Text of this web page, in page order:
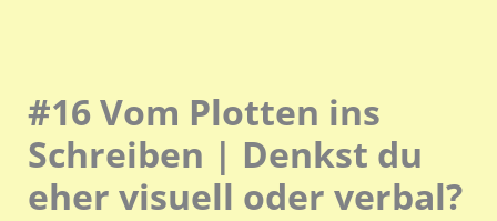
#16 Vom Plotten ins
Schreiben | Denkst du
eher visuell oder verbal?